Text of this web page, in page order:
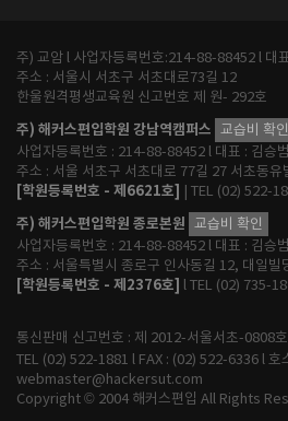
주) 교암 l 사업자등록번호:214-88-88452 l 대
주소 : 서울시 서초구 서초대로73길 12
한울원격평생교육원 신고번호 제 원- 292호
주) 해커스편입학원 강남역캠퍼스 교습비 확인
사업자등록번호 : 214-88-88452 l 대표 : 김승범
주소 : 서울 서초구 서초대로 77길 27 서초동유
[학원등록번호 - 제6621호] | TEL (02) 522-
주) 해커스편입학원 종로본원 교습비 확인
사업자등록번호 : 214-88-88452 l 대표 : 김승범
주소 : 서울특별시 종로구 인사동길 12, 대일빌
[학원등록번호 - 제2376호] l TEL (02) 735-
통신판매 신고번호 : 제 2012-서울서초-0808호
TEL (02) 522-1881 l FAX : (02) 522-6336 l 호
webmaster@hackersut.com
Copyright © 2004 해커스편입 All Rights